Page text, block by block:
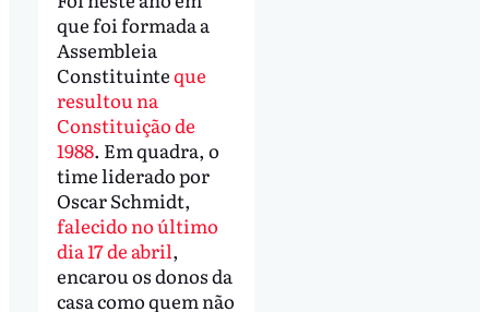
que foi formada a
Assembleia
Constituinteque
resultou na
Constituição de
1988. Em quadra, o
time liderado por
Oscar Schmidt,
falecido no último
dia 17 de abril,
encarou os donos da
casa como quem não